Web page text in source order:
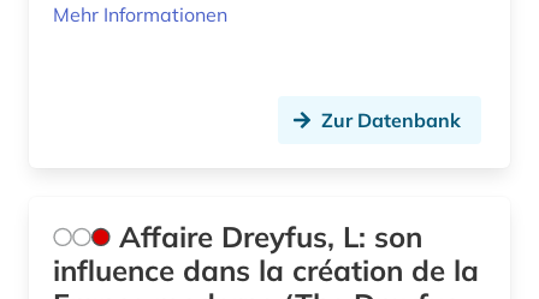
elektrotechnik (2)
englisch (5)
entscheidungssammlung (1)
Mehr Informationen
Zur Datenbank
Affaire Dreyfus, L: son
influence dans la création de la